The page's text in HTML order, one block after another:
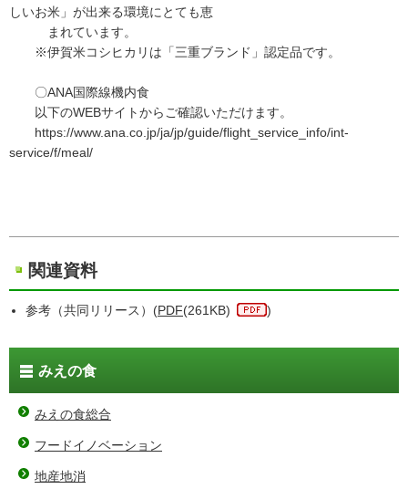
しいお米」が出来る環境にとても恵
まれています。
※伊賀米コシヒカリは「三重ブランド」認定品です。
〇ANA国際線機内食
以下のWEBサイトからご確認いただけます。
https://www.ana.co.jp/ja/jp/guide/flight_service_info/int-
service/f/meal/
関連資料
参考（共同リリース）(PDF(261KB) )
みえの食
みえの食総合
フードイノベーション
地産地消